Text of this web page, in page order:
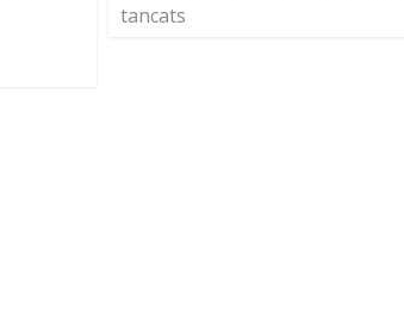
tancats